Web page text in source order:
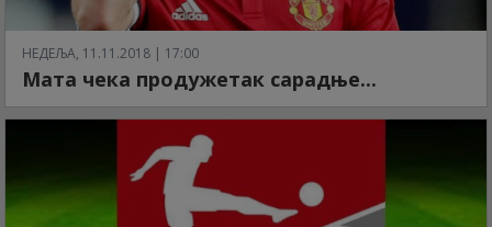
НЕДЕЉА, 11.11.2018 | 17:00
Мата чека продужетак сарадње...